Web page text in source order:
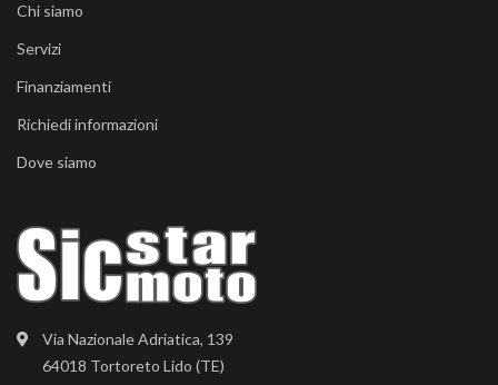
Via Nazionale Adriatica, 139
64018 Tortoreto Lido (TE)
Chi siamo
Servizi
Finanziamenti
Richiedi informazioni
Dove siamo